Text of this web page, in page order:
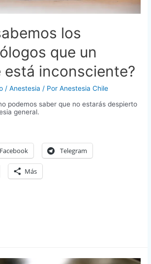
los
que un
está inconsciente?
/Anestesia / PorAnestesia Chile
podemos saber que no estarás despierto
general.
Facebook Telegram
Más